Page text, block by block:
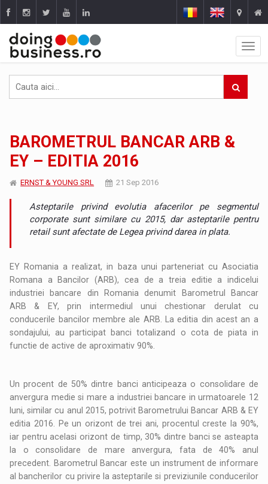
BAROMETRUL BANCAR ARB &
EY – EDITIA 2016
ERNST & YOUNG SRL 21 Sep 2016
Asteptarile privind evolutia afacerilor pe segmentul
corporate sunt similare cu 2015, dar asteptarile pentru
retail sunt afectate de Legea privind darea in plata.
EY Romania a realizat, in baza unui parteneriat cu Asociatia
Romana a Bancilor (ARB), cea de a treia editie a indicelui
industriei bancare din Romania denumit Barometrul Bancar
ARB & EY, prin intermediul unui chestionar derulat cu
conducerile bancilor membre ale ARB. La editia din acest an a
sondajului, au participat banci totalizand o cota de piata in
functie de active de aproximativ 90%.
Un procent de 50% dintre banci anticipeaza o consolidare de
anvergura medie si mare a industriei bancare in urmatoarele 12
luni, similar cu anul 2015, potrivit Barometrului Bancar ARB & EY
editia 2016. Pe un orizont de trei ani, procentul creste la 90%,
iar pentru acelasi orizont de timp, 30% dintre banci se asteapta
la o consolidare de mare anvergura, fata de 40% anul
precedent. Barometrul Bancar este un instrument de informare
al bancherilor cu privire la asteptarile si previziunile conducerilor